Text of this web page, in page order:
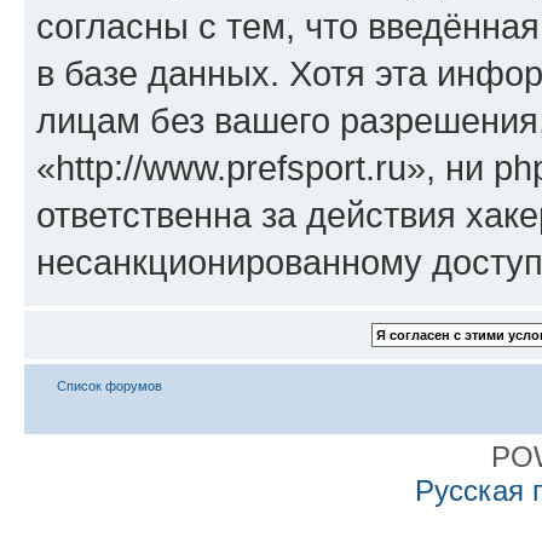
согласны с тем, что
в базе данных. Хотя эта
лицам без вашего
«http://www.prefsport.ru», ни
ответственна за действия
несанкционированному
Список форумов
Русская